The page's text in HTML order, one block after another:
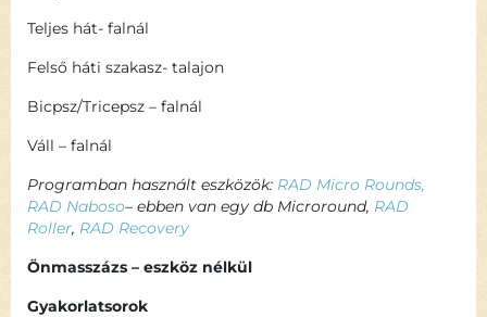
Teljes hát- falnál
Felső háti szakasz- talajon
Bicpsz/Tricepsz – falnál
Váll – falnál
Programban használt eszközök: RAD Micro Rounds,
RAD Naboso– ebben van egy db Microround, RAD
Roller, RAD Recovery
Önmasszázs – eszköz nélkül
Gyakorlatsorok